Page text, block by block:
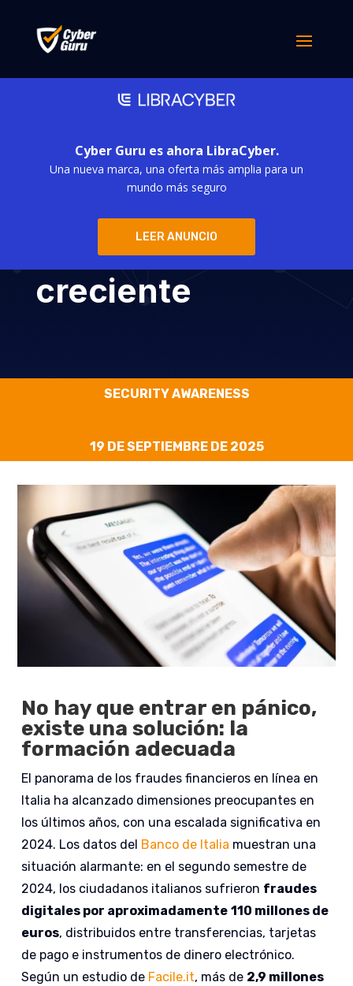
Cyber Guru es ahora LibraCyber.
Una nueva marca, una oferta más amplia para un
mundo más seguro
LEER ANUNCIO
Fraudes
financieros: una
alarma social
creciente
SECURITY AWARENESS
19 DE SEPTIEMBRE DE 2025
No hay que entrar en pánico,
existe una solución: la
formación adecuada
El panorama de los fraudes financieros en línea en
Italia ha alcanzado dimensiones preocupantes en
los últimos años, con una escalada significativa en
2024. Los datos del Banco de Italia muestran una
situación alarmante: en el segundo semestre de
2024, los ciudadanos italianos sufrieron fraudes
digitales por aproximadamente 110 millones de
euros, distribuidos entre transferencias, tarjetas
de pago e instrumentos de dinero electrónico.
Según un estudio de Facile.it, más de 2,9 millones